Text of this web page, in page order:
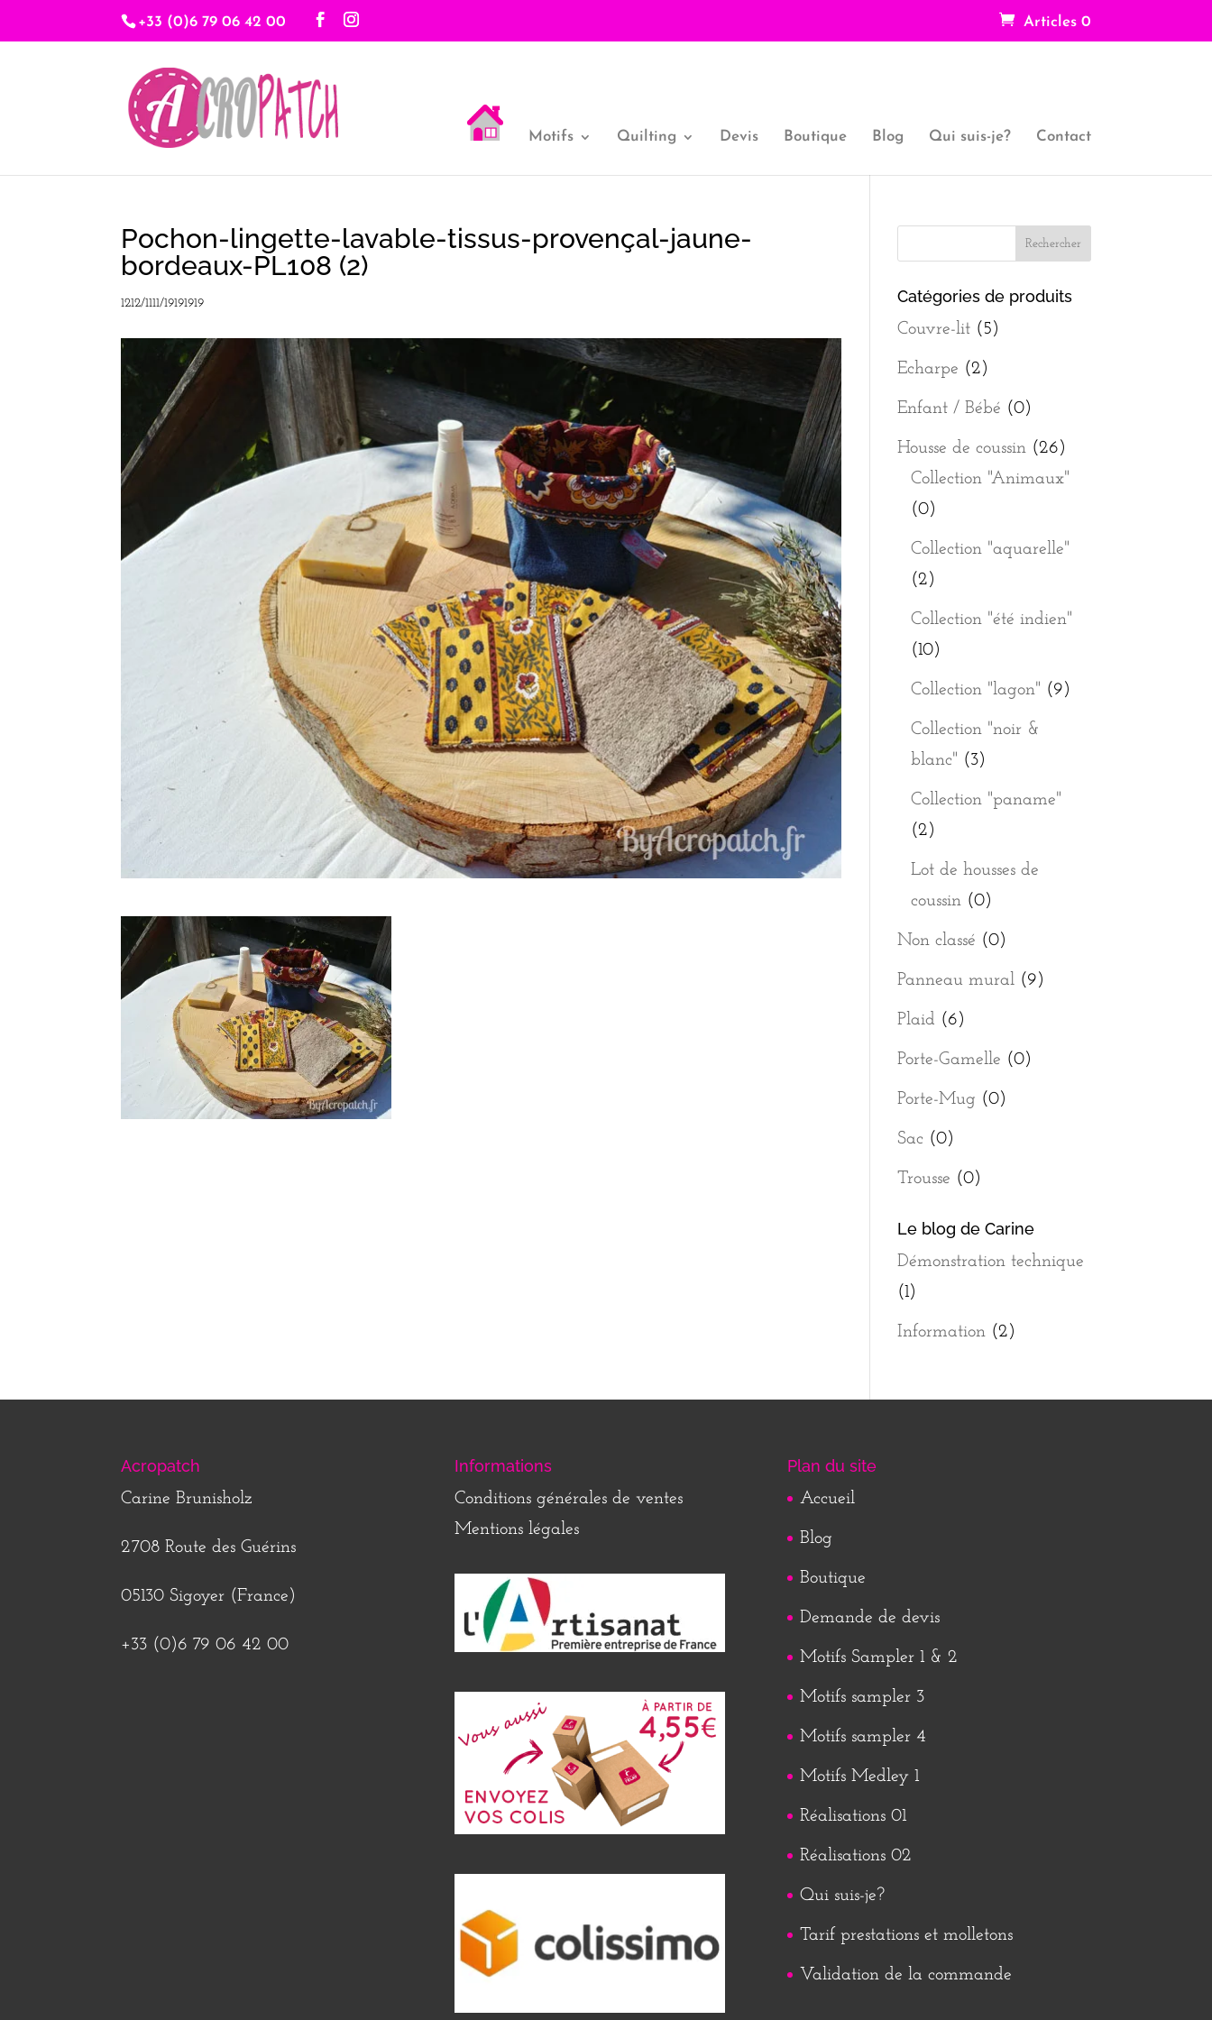
+33 (0)6 79 06 42 00 Articles 0
Motifs Quilting Devis Boutique Blog Qui suis-je? Contact
Pochon-lingette-lavable-tissus-provençal-jaune-
bordeaux-PL108 (2)
1212/1111/19191919 Catégories de produits
Couvre-lit (5)
Echarpe (2)
Enfant / Bébé (0)
Housse de coussin (26)
Collection "Animaux"
(0)
Collection "aquarelle"
(2)
Collection "été indien"
(10)
Collection "lagon" (9)
Collection "noir &
blanc" (3)
Collection "paname"
(2)
Lot de housses de
coussin (0)
Non classé (0)
Panneau mural (9)
Plaid (6)
Porte-Gamelle (0)
Porte-Mug (0)
Sac (0)
Trousse (0)
Le blog de Carine
Démonstration technique
(1)
Information(2)
Acropatch
Carine Brunisholz
2708 Route des Guérins
05130 Sigoyer (France)
+33 (0)6 79 06 42 00
Informations
Conditions générales de ventes
Mentions légales
Plan du site
Accueil
Blog
Boutique
Demande de devis
Motifs Sampler 1 & 2
Motifs sampler 3
Motifs sampler 4
Motifs Medley 1
Réalisations 01
Réalisations 02
Qui suis-je?
Tarif prestations et molletons
Validation de la commande